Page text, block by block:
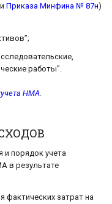
Приказа Минфина № 87н)
работы”.
НМА
и порядок учета
в результате
фактических затрат на